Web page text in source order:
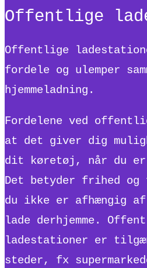
Offentlige
Offentlige
fordele og ulemper
hjemmeladning.
Fordelene ved
at det giver dig
dit køretøj, når du er
Det betyder frihed
du ikke er afhængig af
lade derhjemme.
ladestationer er
steder, fx